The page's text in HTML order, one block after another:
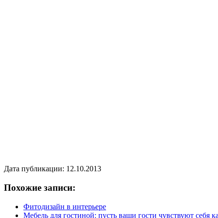
Дата публикации: 12.10.2013
Похожие записи:
Фитодизайн в интерьере
Мебель для гостиной: пусть ваши гости чувствуют себя